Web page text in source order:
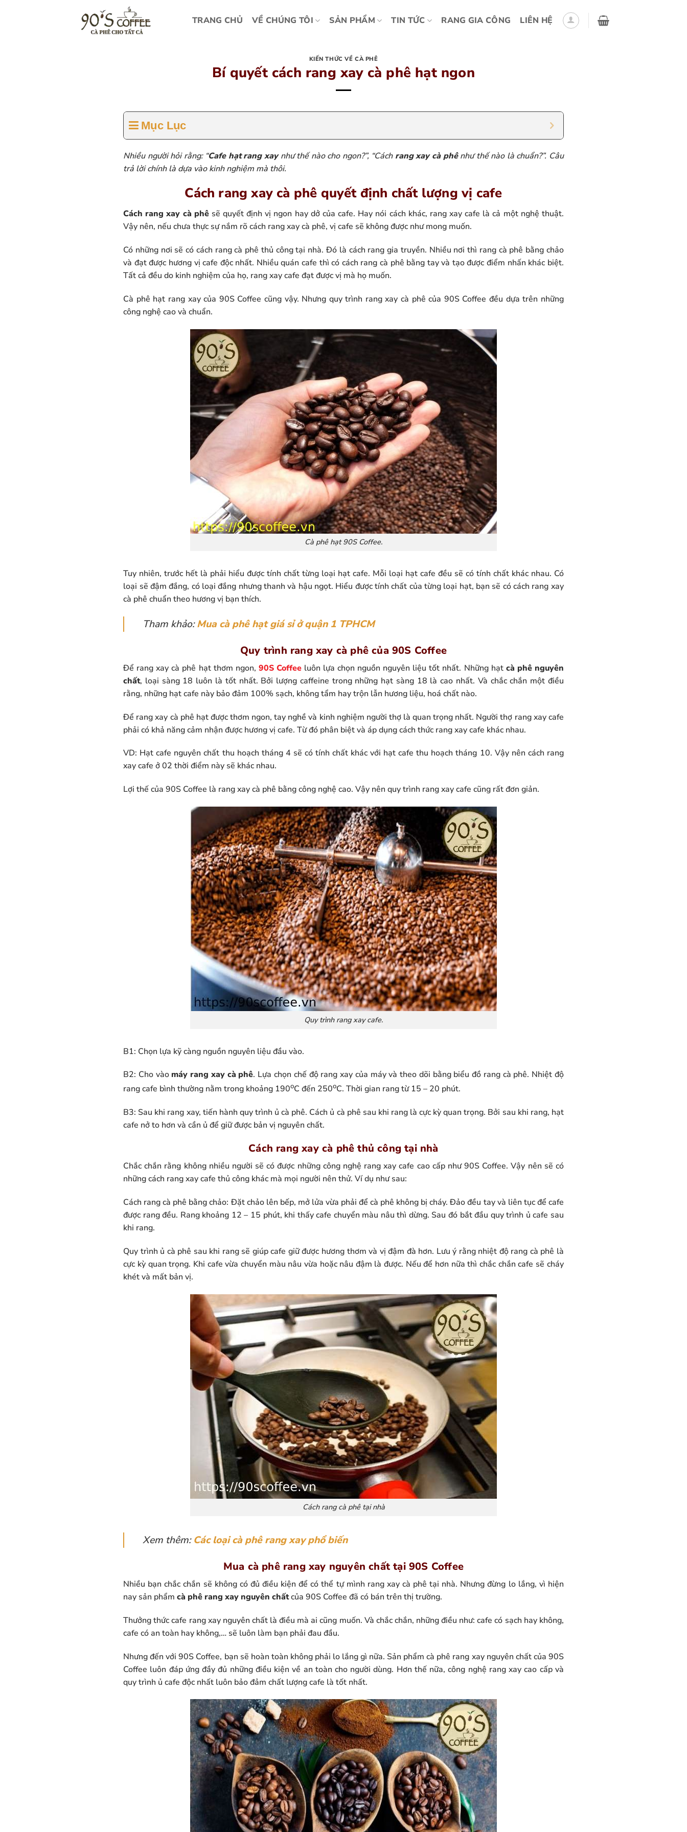
TRANG CHỦ VỀ CHÚNG TÔI SẢN PHẨM TIN TỨC RANG GIA CÔNG LIÊN HỆ
KIẾN THỨC VỀ CÀ PHÊ
Bí quyết cách rang xay cà phê hạt ngon
Mục Lục
Nhiều người hỏi rằng: “Cafe hạt rang xaynhư thế nào cho ngon?”, “Cách rang xay cà phênhư thế nào là chuẩn?”. Câu
trả lời chính là dựa vào kinh nghiệm mà thôi.
Cách rang xay cà phê quyết định chất lượng vị cafe
Cách rang xay cà phêsẽ quyết định vị ngon hay dở của cafe. Hay nói cách khác, rang xay cafe là cả một nghệ thuật.
Vậy nên, nếu chưa thực sự nắm rõ cách rang xay cà phê, vị cafe sẽ không được như mong muốn.
Có những nơi sẽ có cách rang cà phê thủ công tại nhà. Đó là cách rang gia truyền. Nhiều nơi thì rang cà phê bằng chảo
và đạt được hương vị cafe độc nhất. Nhiều quán cafe thì có cách rang cà phê bằng tay và tạo được điểm nhấn khác biệt.
Tất cả đều do kinh nghiệm của họ, rang xay cafe đạt được vị mà họ muốn.
Cà phê hạt rang xay của 90S Coffee cũng vậy. Nhưng quy trình rang xay cà phê của 90S Coffee đều dựa trên những
công nghệ cao và chuẩn.
Cà phê hạt 90S Coffee.
Tuy nhiên, trước hết là phải hiểu được tính chất từng loại hạt cafe. Mỗi loại hạt cafe đều sẽ có tính chất khác nhau. Có
loại sẽ đậm đắng, có loại đắng nhưng thanh và hậu ngọt. Hiểu được tính chất của từng loại hạt, bạn sẽ có cách rang xay
cà phê chuẩn theo hương vị bạn thích.
Tham khảo:Mua cà phê hạt giá sỉ ở quận 1 TPHCM
Quy trình rang xay cà phê của 90S Coffee
Để rang xay cà phê hạt thơm ngon, 90S Coffeeluôn lựa chọn nguồn nguyên liệu tốt nhất. Những hạt cà phê nguyên
chất, loại sàng 18 luôn là tốt nhất. Bởi lượng caffeine trong những hạt sàng 18 là cao nhất. Và chắc chắn một điều
rằng, những hạt cafe này bảo đảm 100% sạch, không tẩm hay trộn lẫn hương liệu, hoá chất nào.
Để rang xay cà phê hạt được thơm ngon, tay nghề và kinh nghiệm người thợ là quan trọng nhất. Người thợ rang xay cafe
phải có khả năng cảm nhận được hương vị cafe. Từ đó phân biệt và áp dụng cách thức rang xay cafe khác nhau.
VD: Hạt cafe nguyên chất thu hoạch tháng 4 sẽ có tính chất khác với hạt cafe thu hoạch tháng 10. Vậy nên cách rang
xay cafe ở 02 thời điểm này sẽ khác nhau.
Lợi thế của 90S Coffee là rang xay cà phê bằng công nghệ cao. Vậy nên quy trình rang xay cafe cũng rất đơn giản.
Quy trình rang xay cafe.
B1: Chọn lựa kỹ càng nguồn nguyên liệu đầu vào.
B2: Cho vào máy rang xay cà phê. Lựa chọn chế độ rang xay của máy và theo dõi bằng biểu đồ rang cà phê. Nhiệt độ
rang cafe bình thường nằm trong khoảng 190oC đến 250oC. Thời gian rang từ 15 – 20 phút.
B3: Sau khi rang xay, tiến hành quy trình ủ cà phê. Cách ủ cà phê sau khi rang là cực kỳ quan trọng. Bởi sau khi rang, hạt
cafe nở to hơn và cần ủ để giữ được bản vị nguyên chất.
Cách rang xay cà phê thủ công tại nhà
Chắc chắn rằng không nhiều người sẽ có được những công nghệ rang xay cafe cao cấp như 90S Coffee. Vậy nên sẽ có
những cách rang xay cafe thủ công khác mà mọi người nên thử. Ví dụ như sau:
Cách rang cà phê bằng chảo: Đặt chảo lên bếp, mở lửa vừa phải để cà phê không bị cháy. Đảo đều tay và liên tục để cafe
được rang đều. Rang khoảng 12 – 15 phút, khi thấy cafe chuyển màu nâu thì dừng. Sau đó bắt đầu quy trình ủ cafe sau
khi rang.
Quy trình ủ cà phê sau khi rang sẽ giúp cafe giữ được hương thơm và vị đậm đà hơn. Lưu ý rằng nhiệt độ rang cà phê là
cực kỳ quan trọng. Khi cafe vừa chuyển màu nâu vừa hoặc nâu đậm là được. Nếu để hơn nữa thì chắc chắn cafe sẽ cháy
khét và mất bản vị.
Cách rang cà phê tại nhà
Xem thêm:Các loại cà phê rang xay phổ biến
Mua cà phê rang xay nguyên chất tại 90S Coffee
Nhiều bạn chắc chắn sẽ không có đủ điều kiện để có thể tự mình rang xay cà phê tại nhà. Nhưng đừng lo lắng, vì hiện
nay sản phẩmcà phê rang xay nguyên chấtcủa 90S Coffee đã có bán trên thị trường.
Thưởng thức cafe rang xay nguyên chất là điều mà ai cũng muốn. Và chắc chắn, những điều như: cafe có sạch hay không,
cafe có an toàn hay không,… sẽ luôn làm bạn phải đau đầu.
Nhưng đến với 90S Coffee, bạn sẽ hoàn toàn không phải lo lắng gì nữa. Sản phẩm cà phê rang xay nguyên chất của 90S
Coffee luôn đáp ứng đầy đủ những điều kiện về an toàn cho người dùng. Hơn thế nữa, công nghệ rang xay cao cấp và
quy trình ủ cafe độc nhất luôn bảo đảm chất lượng cafe là tốt nhất.